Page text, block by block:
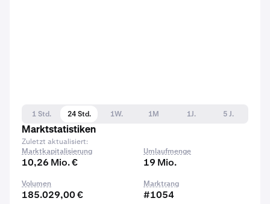
1 Std. 24 Std. 1W. 1M 1J.
5 J.
Marktstatistiken
Zuletzt aktualisiert:
Marktkapitalisierung
10,26 Mio. €
Umlaufmenge
19 Mio.
Volumen
185.029,00 €
Marktrang
#1054